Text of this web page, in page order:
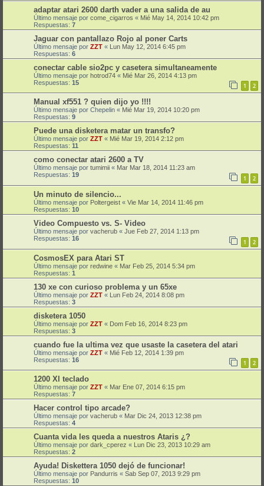
adaptar atari 2600 darth vader a una salida de au
Último mensaje por come_cigarros « Mié May 14, 2014 10:42 pm
Respuestas: 7
Jaguar con pantallazo Rojo al poner Carts
Último mensaje por ZZT « Lun May 12, 2014 6:45 pm
Respuestas: 6
conectar cable sio2pc y casetera simultaneamente
Último mensaje por hotrod74 « Mié Mar 26, 2014 4:13 pm
Respuestas: 15 1 2
Manual xf551 ? quien dijo yo !!!!
Último mensaje por Chepelin « Mié Mar 19, 2014 10:20 pm
Respuestas: 9
Puede una disketera matar un transfo?
Último mensaje por ZZT « Mié Mar 19, 2014 2:12 pm
Respuestas: 11
como conectar atari 2600 a TV
Último mensaje por tumimii « Mar Mar 18, 2014 11:23 am
Respuestas: 19 1 2
Un minuto de silencio...
Último mensaje por Poltergeist « Vie Mar 14, 2014 11:46 pm
Respuestas: 10
Video Compuesto vs. S- Video
Último mensaje por vacherub « Jue Feb 27, 2014 1:13 pm
Respuestas: 16 1 2
CosmosEX para Atari ST
Último mensaje por redwine « Mar Feb 25, 2014 5:34 pm
Respuestas: 1
130 xe con curioso problema y un 65xe
Último mensaje por ZZT « Lun Feb 24, 2014 8:08 pm
Respuestas: 3
disketera 1050
Último mensaje por ZZT « Dom Feb 16, 2014 8:23 pm
Respuestas: 3
cuando fue la ultima vez que usaste la casetera del atari
Último mensaje por ZZT « Mié Feb 12, 2014 1:39 pm
Respuestas: 16 1 2
1200 Xl teclado
Último mensaje por ZZT « Mar Ene 07, 2014 6:15 pm
Respuestas: 7
Hacer control tipo arcade?
Último mensaje por vacherub « Mar Dic 24, 2013 12:38 pm
Respuestas: 4
Cuanta vida les queda a nuestros Ataris ¿?
Último mensaje por dark_cperez « Lun Dic 23, 2013 10:29 am
Respuestas: 2
Ayuda! Diskettera 1050 dejó de funcionar!
Último mensaje por Pandurris « Sab Sep 07, 2013 9:29 pm
Respuestas: 10